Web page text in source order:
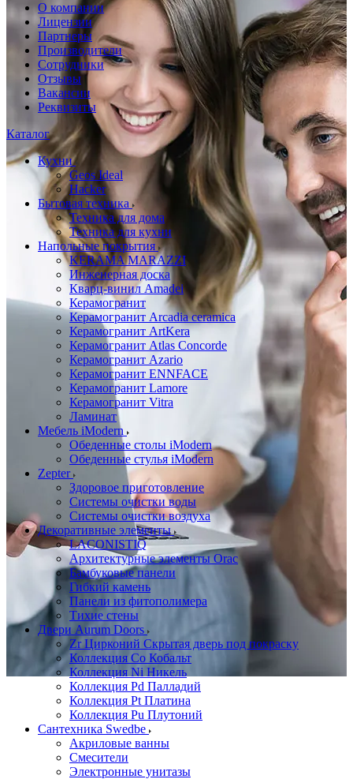
О компании
Лицензии
Партнеры
Производители
Сотрудники
Отзывы
Вакансии
Реквизиты
Каталог
Кухни
Geos Ideal
Hacker
Бытовая техника
Техника для дома
Техника для кухни
Напольные покрытия
KERAMA MARAZZI
Инженерная доска
Кварц-винил Amadei
Керамогранит
Керамогранит Arcadia ceramica
Керамогранит ArtKera
Керамогранит Atlas Concorde
Керамогранит Azario
Керамогранит ENNFACE
Керамогранит Lamore
Керамогранит Vitra
Ламинат
Мебель iModern
Обеденные столы iModern
Обеденные стулья iModern
Zepter
Здоровое приготовление
Системы очистки воды
Системы очистки воздуха
Декоративные элементы
LACONISTIQ
Архитектурные элементы Orac
Бамбуковые панели
Гибкий камень
Панели из фитополимера
Тихие стены
Двери Aurum Doors
Zr Цирконий Скрытая дверь под покраску
Коллекция Co Кобальт
Коллекция Ni Никель
Коллекция Pd Палладий
Коллекция Pt Платина
Коллекция Pu Плутоний
Сантехника Swedbe
Акриловые ванны
Смесители
Электронные унитазы